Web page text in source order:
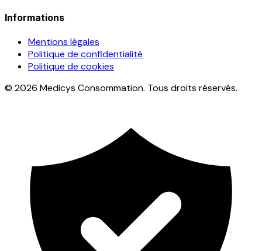
Informations
Mentions légales
Politique de confidentialité
Politique de cookies
© 2026 Medicys Consommation. Tous droits réservés.